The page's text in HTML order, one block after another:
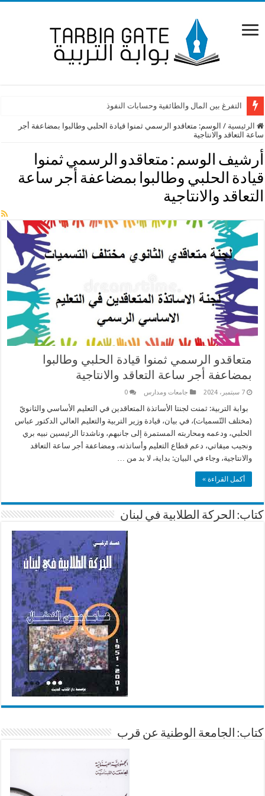
التفرغ بين المال والطائفية وحسابات النفوذ
لقاء بين أمل والتعبئة التربوية خُصّص للبحث في الواقع التربوي
الرئيسية / الوسم: متعاقدو الرسمي ثمنوا قيادة الحلبي وطالبوا بمضاعفة أجر
ساعة التعاقد والانتاجية
أرشيف الوسم : متعاقدو الرسمي ثمنوا
قيادة الحلبي وطالبوا بمضاعفة أجر ساعة
التعاقد والانتاجية
متعاقدو الرسمي ثمنوا قيادة الحلبي وطالبوا
بمضاعفة أجر ساعة التعاقد والانتاجية
7 سبتمبر، 2024 جامعات ومدارس 0
بوابة التربية: ثمنت لجنتا الأساتذة المتعاقدين في التعليم الأساسي والثانويّ
(مختلف التّسميات)، في بيان، قيادة وزير التربية والتعليم العالي الدكتور عباس
الحلبي، ودعمه ومحاربته المستمرة إلى جانبهم، وناشدتا الرئيسين نبيه بري
ونجيب ميقاتي، دعم قطاع التعليم وأساتذته، ومضاعفة أجر ساعة التعاقد
والانتاجية، وجاء في البيان: بداية، لا بد من …
أكمل القراءة »
كتاب: الحركة الطلابية في لبنان
كتاب: الجامعة الوطنية عن قرب